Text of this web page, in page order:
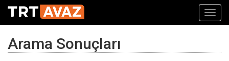
Arama Sonuçları